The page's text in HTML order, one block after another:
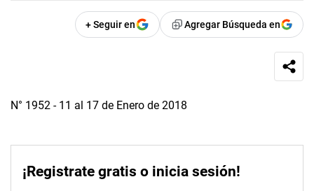
+ Seguir en Agregar Búsqueda en
N° 1952 - 11 al 17 de Enero de 2018
¡Registrate gratis o inicia sesión!